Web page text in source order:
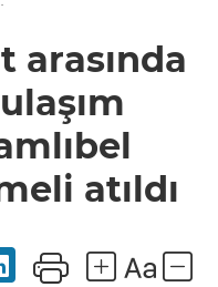
arasında
atıldı